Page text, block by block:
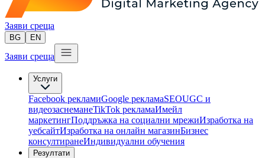
Заяви среща
BG EN
Заяви среща
Услуги
Facebook рекламиGoogle рекламаSEOUGC и
видеозаснеманеTikTok рекламaИмейл
маркетингПоддръжка на социални мрежиИзработка на
уебсайтИзработка на онлайн магазинБизнес
консултиране​Индивидуални обучения
Резултати